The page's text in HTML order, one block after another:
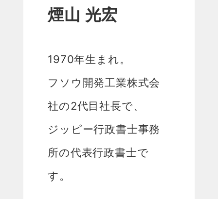
煙山 光宏
1970年生まれ。
フソウ開発工業株式会
社の2代目社長で、
ジッピー行政書士事務
所の代表行政書士で
す。